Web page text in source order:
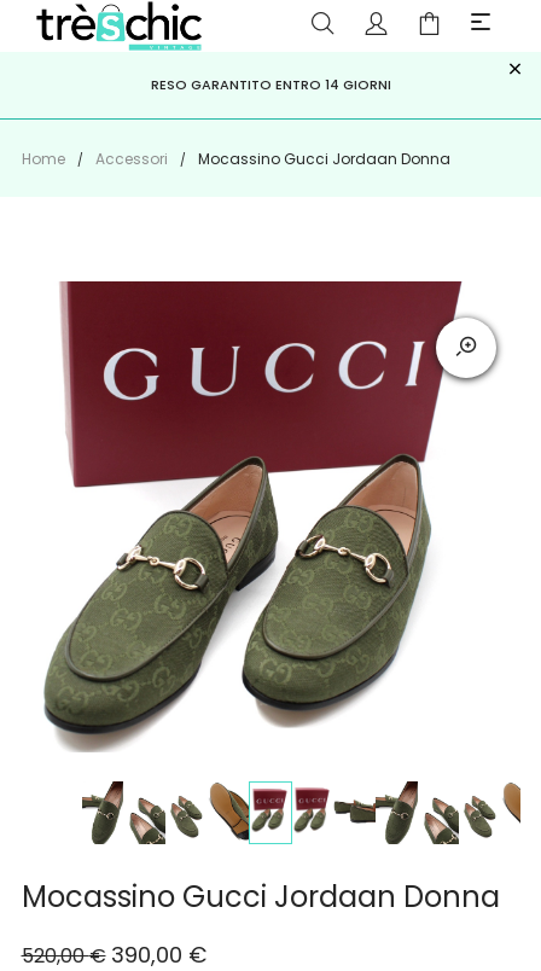
PAGA A RATE CONKLARNA,HEYLIGHT, APPAGO
ISCRIVITI ALLA NEWSLETTER PER NON PERDERE SCONTI E
OFFERTE IMPERDIBILI!
RESO GARANTITO ENTRO 14 GIORNI ×
Home Accessori Mocassino Gucci Jordaan Donna
Mocassino Gucci Jordaan Donna
520,00€ 390,00 €